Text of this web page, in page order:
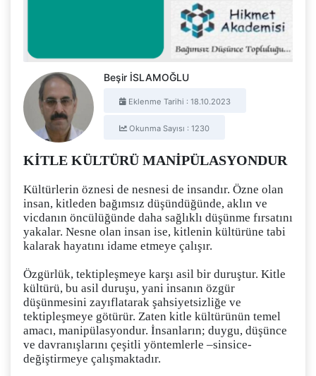
Beşir İSLAMOĞLU
Eklenme Tarihi : 18.10.2023
Okunma Sayısı : 1230
KİTLE KÜLTÜRÜ MANİPÜLASYONDUR
Kültürlerin öznesi de nesnesi de insandır. Özne olan
insan, kitleden bağımsız düşündüğünde, aklın ve
vicdanın öncülüğünde daha sağlıklı düşünme fırsatını
yakalar. Nesne olan insan ise, kitlenin kültürüne tabi
kalarak hayatını idame etmeye çalışır.
Özgürlük, tektipleşmeye karşı asil bir duruştur. Kitle
kültürü, bu asil duruşu, yani insanın özgür
düşünmesini zayıflatarak şahsiyetsizliğe ve
tektipleşmeye götürür. Zaten kitle kültürünün temel
amacı, manipülasyondur. İnsanların; duygu, düşünce
ve davranışlarını çeşitli yöntemlerle –sinsice-
değiştirmeye çalışmaktadır.